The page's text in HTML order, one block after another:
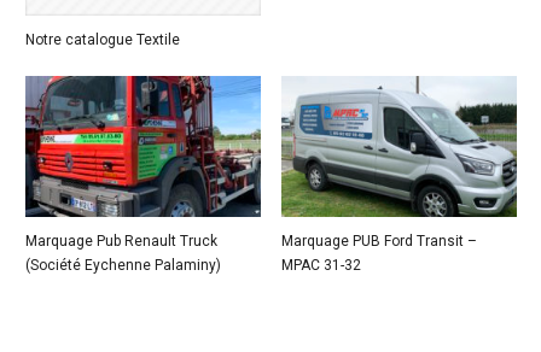
Notre catalogue Textile
Marquage Pub Renault Truck
(Société Eychenne Palaminy)
Marquage PUB Ford Transit –
MPAC 31-32